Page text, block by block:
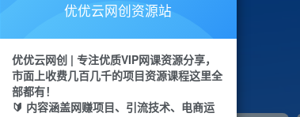
目 引流 小红书 短视频
优优云网创资源站
优优云网创 | 专注优质VIP网课资源分享，
市面上收费几百几千的项目资源课程这里全
部都有！
🔰 内容涵盖网赚项目、引流技术、电商运